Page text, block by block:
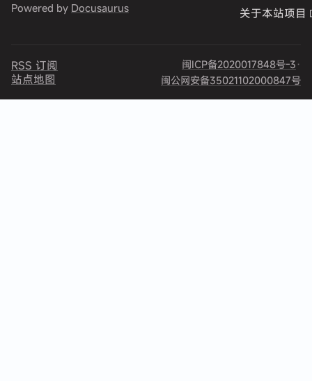
Powered by Docusaurus
关于本站项目
RSS 订阅
站点地图
闽ICP备2020017848号-3 ·
闽公网安备35021102000847号